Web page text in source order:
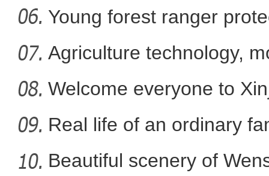
Young forest ranger
Agriculture technology,
promote
Welcome everyone to
mem
Real life of an ordinary
Beautiful scenery of